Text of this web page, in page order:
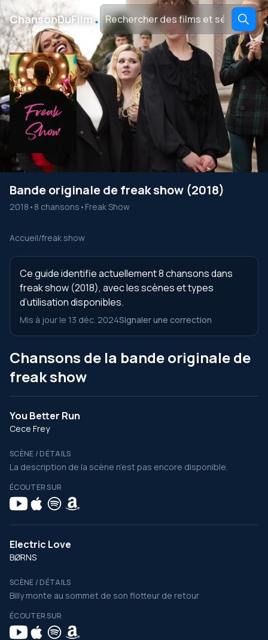
ChansonDuFilm․
Bande originale de freak show (2018)
2018 • 8 chansons • Freak Show
Accueil/freak show
Ce guide identifie actuellement 8 chansons dans
freak show (2018), avec les scènes et types
d’utilisation disponibles.
Mis à jour le 13 déc. 2024Signaler une correction
Chansons de la bande originale de
freak show
You Better Run
Cece Frey
SCÈNE / DÉTAILS
La description de la scène n’est pas encore disponible.
ÉCOUTER SUR
Electric Love
BØRNS
SCÈNE / DÉTAILS
Billy monte au sommet de son flotteur de retour
ÉCOUTER SUR